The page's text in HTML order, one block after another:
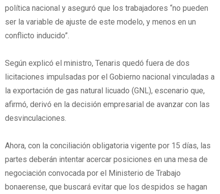
política nacional y aseguró que los trabajadores “no pueden
ser la variable de ajuste de este modelo, y menos en un
conflicto inducido”.
Según explicó el ministro, Tenaris quedó fuera de dos
licitaciones impulsadas por el Gobierno nacional vinculadas a
la exportación de gas natural licuado (GNL), escenario que,
afirmó, derivó en la decisión empresarial de avanzar con las
desvinculaciones.
Ahora, con la conciliación obligatoria vigente por 15 días, las
partes deberán intentar acercar posiciones en una mesa de
negociación convocada por el Ministerio de Trabajo
bonaerense, que buscará evitar que los despidos se hagan